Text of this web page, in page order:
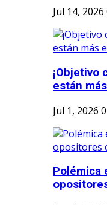
Jul 14, 2026
¡Objetivo
están
Jul 1, 2026 0
Polémica